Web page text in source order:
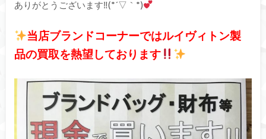
ありがとうございます‼(*´▽｀*)
当店ブランドコーナーではルイヴィトン製
品の買取を熱望しております